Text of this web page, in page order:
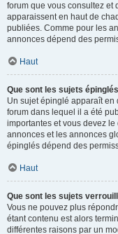
forum que vous consultez et
apparaissent en haut de
publiées. Comme pour les
annonces dépend des
Haut
Que sont les sujets
Un sujet épinglé apparaît
forum dans lequel il a été
importantes et vous devez
annonces et les annonces
épinglés dépend des
Haut
Que sont les sujets
Vous ne pouvez plus
étant contenu est alors
différentes raisons par un